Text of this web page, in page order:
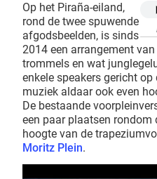
Op het Piraña-eiland,
rond de twee spuwende
afgodsbeelden, is sinds
2014 een arrangement
trommels en wat
enkele speakers gericht
muziek aldaar ook even
De bestaande
een paar plaatsen rondom
hoogte van de
Moritz Plein.